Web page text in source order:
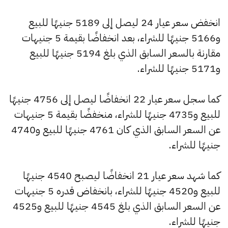
انخفض سعر عيار 24 ليصل إلى 5189 جنيهًا للبيع
و5166 جنيهًا للشراء، بعد انخفاضًا بقيمة 5 جنيهات
مقارنة بالسعر السابق الذي بلغ 5194 جنيهًا للبيع
و5171 جنيهًا للشراء.
كما سجل سعر عيار 22 انخفاضًا ليصل إلى 4756 جنيهًا
للبيع و4735 جنيهًا للشراء، منخفضًا بقيمة 5 جنيهات
عن السعر السابق الذي كان 4761 جنيهًا للبيع و4740
جنيهًا للشراء.
كما شهد سعر عيار 21 انخفاضًا ليصبح 4540 جنيهًا
للبيع و4520 جنيهًا للشراء، بانخفاض قدره 5 جنيهات
عن السعر السابق الذي بلغ 4545 جنيهًا للبيع و4525
جنيهًا للشراء.